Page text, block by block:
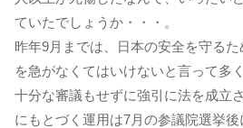
ていたでしょうか・・・。
昨年9月までは、日本の安全を守る
を急がなくてはいけないと言って多
十分な審議もせずに強引に法を成立
にもとづく運用は7月の参議院選挙